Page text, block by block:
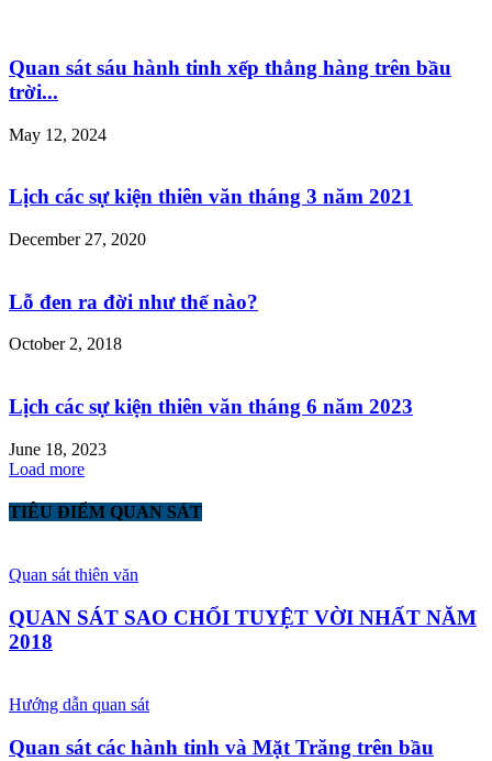
Quan sát sáu hành tinh xếp thẳng hàng trên bầu
trời...
May 12, 2024
Lịch các sự kiện thiên văn tháng 3 năm 2021
December 27, 2020
Lỗ đen ra đời như thế nào?
October 2, 2018
Lịch các sự kiện thiên văn tháng 6 năm 2023
June 18, 2023
Load more
TIÊU ĐIỂM QUAN SÁT
Quan sát thiên văn
QUAN SÁT SAO CHỔI TUYỆT VỜI NHẤT NĂM
2018
Hướng dẫn quan sát
Quan sát các hành tinh và Mặt Trăng trên bầu